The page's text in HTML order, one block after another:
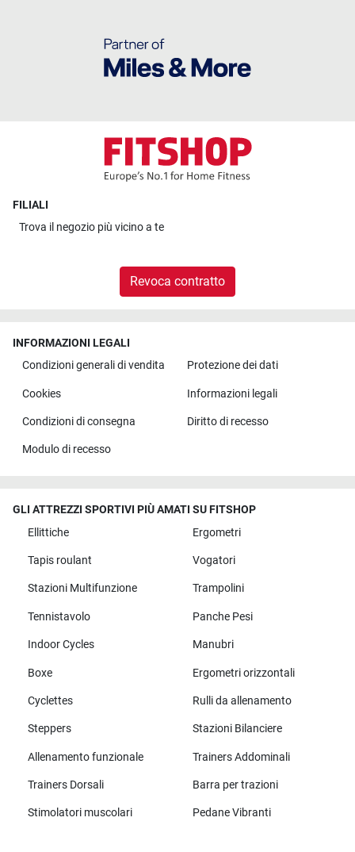
FILIALI
Trova il negozio più vicino a te
Revoca contratto
INFORMAZIONI LEGALI
Condizioni generali di vendita
Protezione dei dati
Cookies Informazioni legali
Condizioni di consegna Diritto di recesso
Modulo di recesso
GLI ATTREZZI SPORTIVI PIÙ AMATI SU FITSHOP
Ellittiche
Ergometri
Tapis roulant Vogatori
Stazioni Multifunzione Trampolini
Tennistavolo Panche Pesi
Indoor Cycles Manubri
Boxe Ergometri orizzontali
Cyclettes Rulli da allenamento
Steppers Stazioni Bilanciere
Allenamento funzionale Trainers Addominali
Trainers Dorsali Barra per trazioni
Stimolatori muscolari Pedane Vibranti